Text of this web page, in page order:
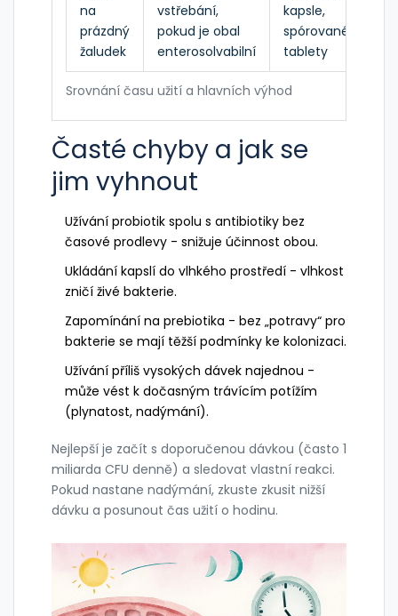
Srovnání času užití a hlavních výhod
na
prázdný
žaludek
vstřebání,
pokud je obal
enterosolvabilní
kapsle,
spórované
tablety
Časté chyby a jak se
jim vyhnout
Užívání probiotik spolu s antibiotiky bez
časové prodlevy - snižuje účinnost obou.
Ukládání kapslí do vlhkého prostředí - vlhkost
zničí živé bakterie.
Zapomínání na prebiotika - bez „potravy“ pro
bakterie se mají těžší podmínky ke kolonizaci.
Užívání příliš vysokých dávek najednou -
může vést k dočasným trávícím potížím
(plynatost, nadýmání).
Nejlepší je začít s doporučenou dávkou (často 1
miliarda CFU denně) a sledovat vlastní reakci.
Pokud nastane nadýmání, zkuste zkusit nižší
dávku a posunout čas užití o hodinu.